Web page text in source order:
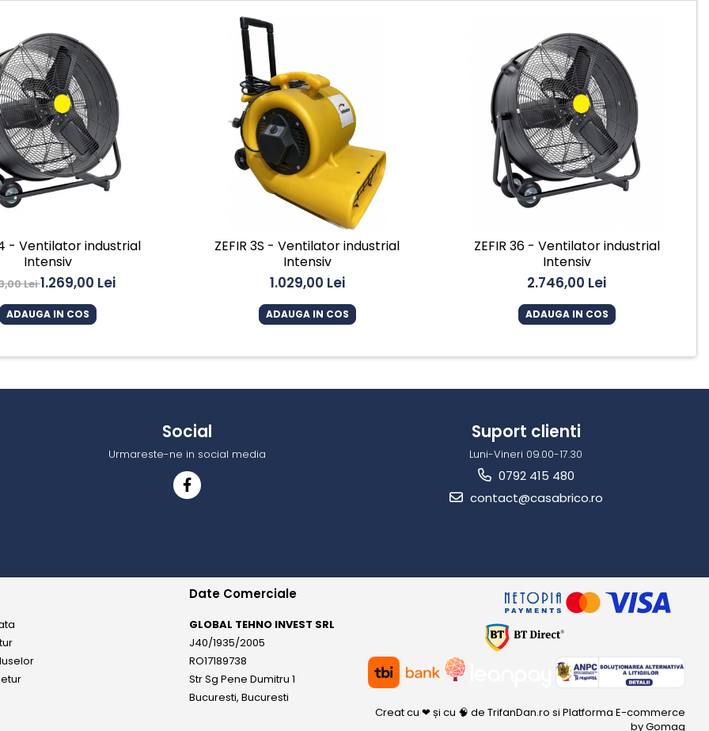
- Ventilator industrial
Intensiv
Lei1.269,00 Lei
ADAUGA IN COS
ZEFIR 3S - Ventilator industrial
Intensiv
1.029,00 Lei
ADAUGA IN COS
ZEFIR 36 - Ventilator industrial
Intensiv
2.746,00 Lei
ADAUGA IN COS
Social
Urmareste-ne in social media
Suport clienti
Luni-Vineri 09.00-17.30
0792 415 480
contact@casabrico.ro
Date Comerciale
GLOBAL TEHNO INVEST SRL
J40/1935/2005
RO17189738
Str Sg Pene Dumitru 1
Bucuresti, Bucuresti
Creat cu ❤ și cu 🧠 de TrifanDan.ro si Platforma E-commerce
by Gomag